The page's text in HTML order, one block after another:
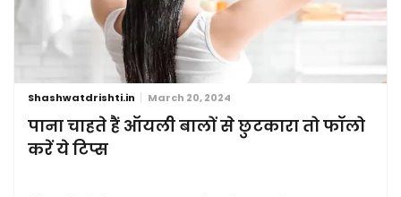
Shashwatdrishti.in March 20, 2024
पाना चाहते हैं ऑयली बालों से छुटकारा तो फॉलो
करें ये टिप्स